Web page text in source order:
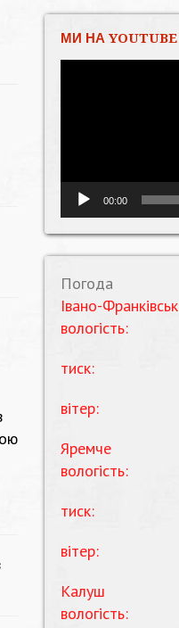
МИ НА YOUTUBE
00:00
Погода
Івано-Франківськ
вологість:
тиск:
вітер:
Яремче
вологість:
тиск:
вітер:
Калуш
вологість: